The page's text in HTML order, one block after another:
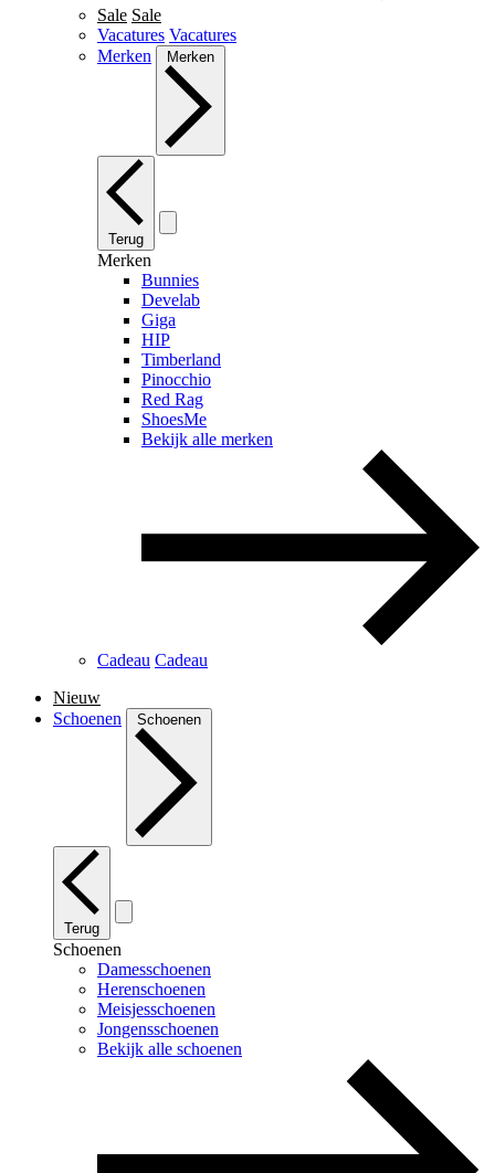
Sale Sale
Vacatures Vacatures
Merken
Merken
Terug
Merken
Bunnies
Develab
Giga
HIP
Timberland
Pinocchio
Red Rag
ShoesMe
Bekijk alle merken
Cadeau Cadeau
Nieuw
Schoenen
Schoenen
Terug
Schoenen
Damesschoenen
Herenschoenen
Meisjesschoenen
Jongensschoenen
Bekijk alle schoenen